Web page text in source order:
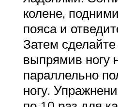
колене,
пояса и
Затем сделайте
выпрямив ногу
параллельно
ногу.